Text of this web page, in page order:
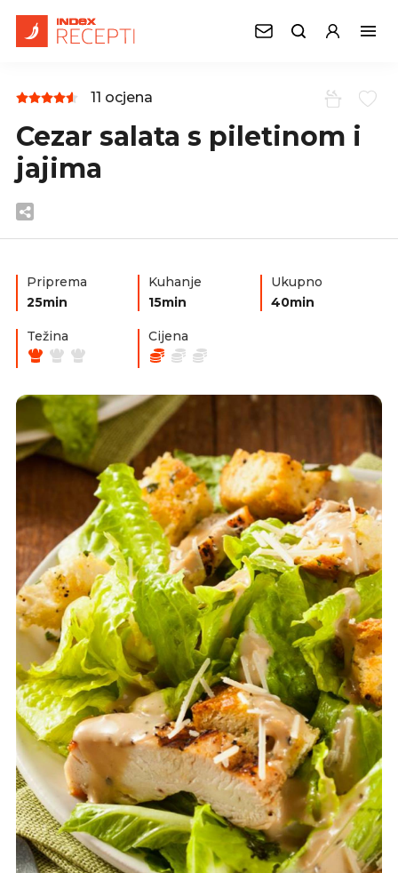
11 ocjena
Cezar salata s piletinom i
jajima
Priprema
25min
Kuhanje
15min
Ukupno
40min
Težina Cijena